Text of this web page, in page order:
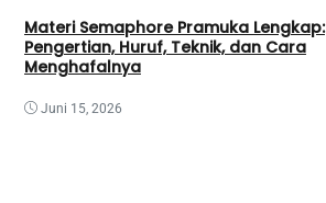
Materi Semaphore Pramuka Lengkap:
Pengertian, Huruf, Teknik, dan Cara
Menghafalnya
Juni 15, 2026